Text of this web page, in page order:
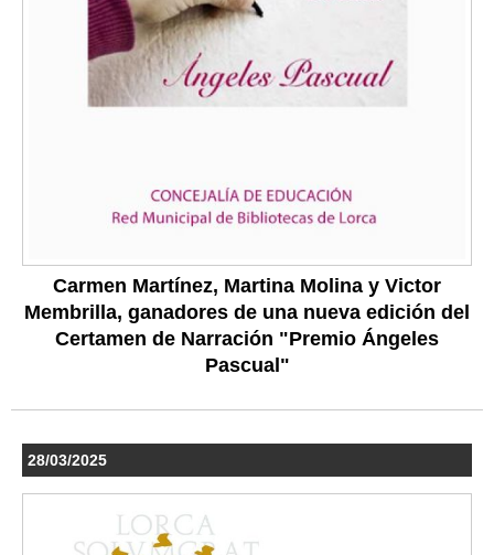
Carmen Martínez, Martina Molina y Victor
Membrilla, ganadores de una nueva edición del
Certamen de Narración "Premio Ángeles
Pascual"
28/03/2025